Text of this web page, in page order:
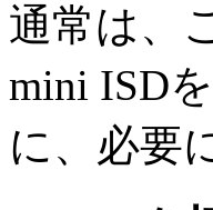
通常は、
mini ISD
に、必要